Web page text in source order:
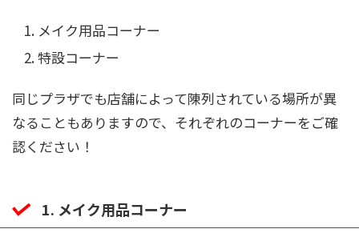
メイク用品コーナー
特設コーナー
同じプラザでも店舗によって陳列されている場所が異
なることもありますので、それぞれのコーナーをご確
認ください！
1. メイク用品コーナー